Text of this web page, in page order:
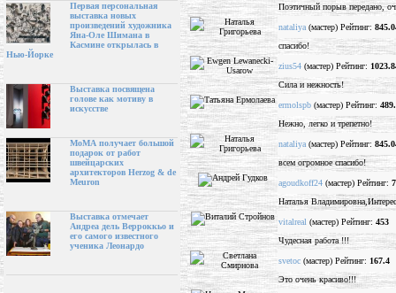
Первая персональная
выставка новых
произведений художника
Яна-Оле Шимана в
Касмине открылась в
Нью-Йорке
Выставка посвящена
голове как мотиву в
искусстве
МоМА получает большой
подарок от работ
швейцарских
архитекторов Herzog & de
Meuron
Выставка отмечает
Андреа дель Верроккьо и
его самого известного
ученика Леонардо
Поэтичный порыв передано,
nataliya (мастер) Рейтинг:
спасибо!
zius54 (мастер) Рейтинг:
Сила и нежность!
ermolspb (мастер) Рейтинг:
Нежно, легко и трепетно!
nataliya (мастер) Рейтинг:
всем огромное спасибо!
agoudkoff24 (мастер) Рейтинг:
Наталья Владимировна,Интерес
vitalreal (мастер) Рейтинг: 453
Чудесная работа !!!
svetoc (мастер) Рейтинг: 167.4
Это очень красиво!!!